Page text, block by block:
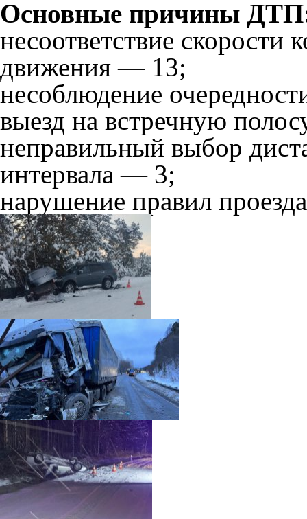
Основные причины
несоответствие скорости
движения — 13;
несоблюдение
выезд на встречную
неправильный выбор
интервала — 3;
нарушение правил